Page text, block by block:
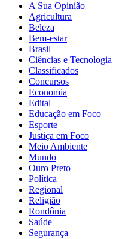
A Sua Opinião
Agricultura
Beleza
Bem-estar
Brasil
Ciências e Tecnologia
Classificados
Concursos
Economia
Edital
Educação em Foco
Esporte
Justiça em Foco
Meio Ambiente
Mundo
Ouro Preto
Política
Regional
Religião
Rondônia
Saúde
Segurança